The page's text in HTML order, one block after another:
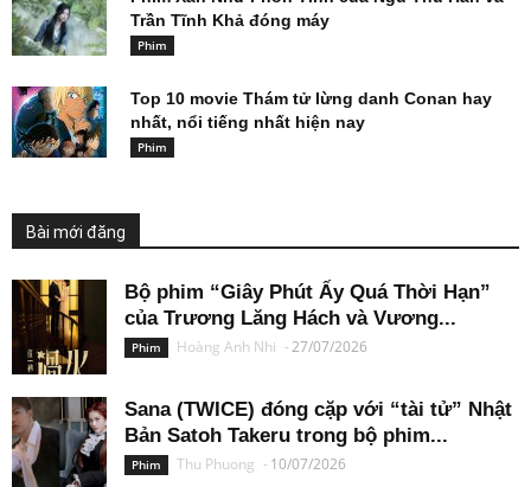
Trần Tĩnh Khả đóng máy
Phim
Top 10 movie Thám tử lừng danh Conan hay
nhất, nổi tiếng nhất hiện nay
Phim
Bài mới đăng
Bộ phim “Giây Phút Ấy Quá Thời Hạn”
của Trương Lăng Hách và Vương...
Phim Hoàng Anh Nhi -27/07/2026
Sana (TWICE) đóng cặp với “tài tử” Nhật
Bản Satoh Takeru trong bộ phim...
Phim Thu Phuong - 10/07/2026